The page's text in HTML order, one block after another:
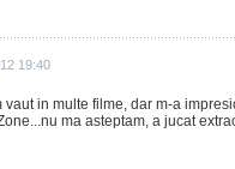
19:40
vaut in multe filme, dar m-a
ma asteptam, a jucat